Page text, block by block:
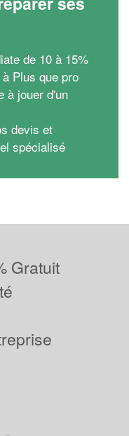
de 10 à 15%
Plus que pro
à jouer d'un
devis et
spécialisé
Gratuit